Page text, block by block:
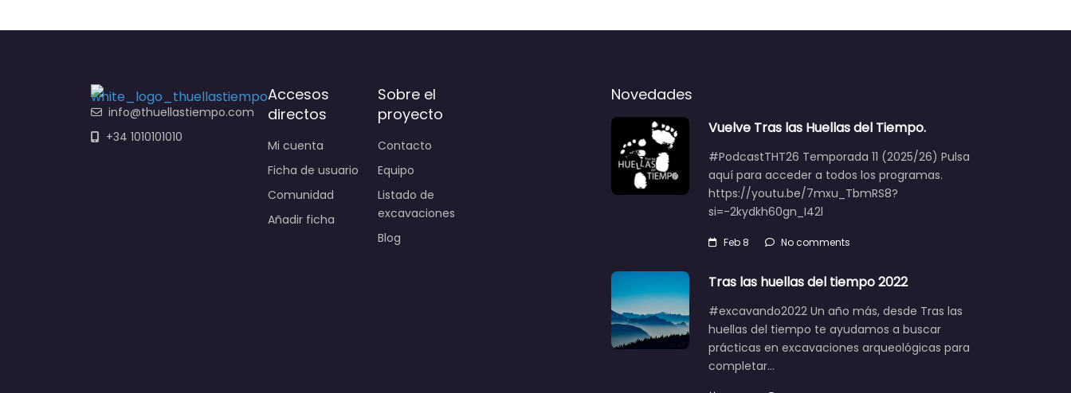
info@thuellastiempo.com
+34 1010101010
Accesos
directos
Mi cuenta
Ficha de usuario
Comunidad
Añadir ficha
Sobre el
proyecto
Contacto
Equipo
Listado de
excavaciones
Blog
Novedades
Vuelve Tras las Huellas del Tiempo.
#PodcastTHT26 Temporada 11 (2025/26) Pulsa
aquí para acceder a todos los programas.
https://youtu.be/7mxu_TbmRS8?
si=-2kydkh60gn_I42l
Feb 8 No comments
Tras las huellas del tiempo 2022
#excavando2022 Un año más, desde Tras las
huellas del tiempo te ayudamos a buscar
prácticas en excavaciones arqueológicas para
completar…